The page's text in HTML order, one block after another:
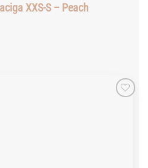
XXS-S – Peach